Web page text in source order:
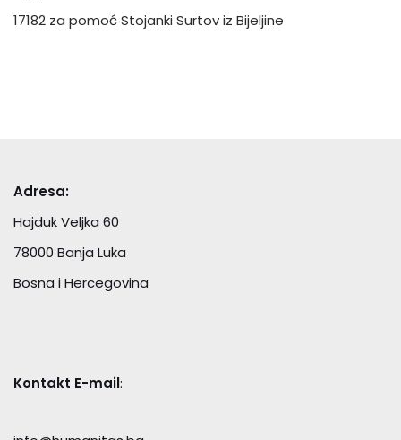
17182 za pomoć Stojanki Surtov iz Bijeljine
Adresa:
Hajduk Veljka 60
78000 Banja Luka
Bosna i Hercegovina
Kontakt E-mail: